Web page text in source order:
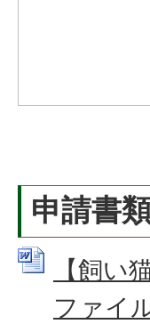
申請書
【飼い
ファイ